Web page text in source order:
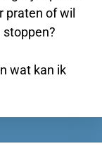
praten of wil
wat kan ik